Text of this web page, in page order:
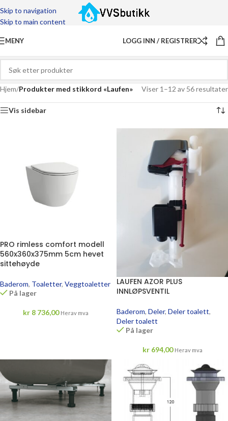
Skip to navigation
Skip to main content
MENY LOGG INN / REGISTRER
Hjem/Produkter med stikkord «Laufen» Viser 1–12 av 56 resultater
Vis sidebar
PRO rimless comfort modell
560x360x375mm 5cm hevet
sittehøyde
Baderom, Toaletter, Veggtoaletter
På lager
kr 8 736,00 Herav mva
LAUFEN AZOR PLUS
INNLØPSVENTIL
Baderom, Deler, Deler toalett,
Deler toalett
På lager
kr694,00 Herav mva